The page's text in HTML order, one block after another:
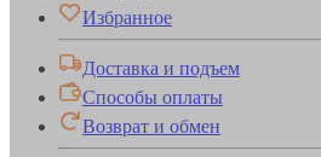
Избранное
Доставка и подъем
Способы оплаты
Возврат и обмен